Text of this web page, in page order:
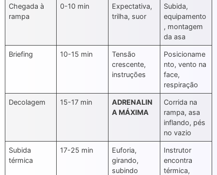
Chegada à
rampa
0-10 min
Expectativa,
trilha, suor
Subida,
equipamento
, montagem
da asa
Briefing 10-15 min
Tensão
crescente,
instruções
Posicioname
nto, vento na
face,
respiração
Decolagem 15-17 min
ADRENALIN
A MÁXIMA
Corrida na
rampa, asa
inflando, pés
no vazio
Subida
térmica
17-25 min
Euforia,
girando,
subindo
Instrutor
encontra
térmica,